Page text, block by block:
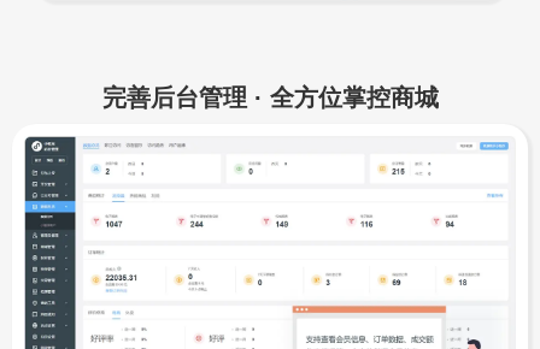
完善后台管理 · 全方位掌控商城